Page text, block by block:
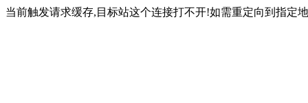
当前触发请求缓存,目标站这个连接打不开!如需重定向到指定